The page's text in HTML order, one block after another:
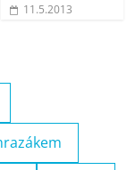
11.5.2013